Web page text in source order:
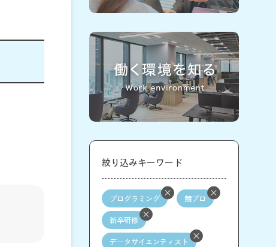
絞り込みキーワード
プログラミング 競プロ
新卒研修
データサイエンティスト